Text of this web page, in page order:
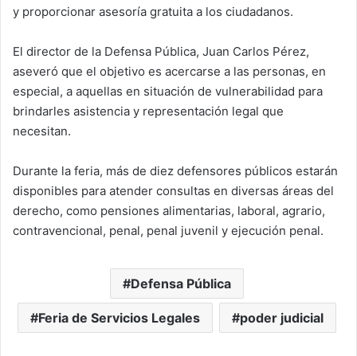
y proporcionar asesoría gratuita a los ciudadanos.
El director de la Defensa Pública, Juan Carlos Pérez,
aseveró que el objetivo es acercarse a las personas, en
especial, a aquellas en situación de vulnerabilidad para
brindarles asistencia y representación legal que
necesitan.
Durante la feria, más de diez defensores públicos estarán
disponibles para atender consultas en diversas áreas del
derecho, como pensiones alimentarias, laboral, agrario,
contravencional, penal, penal juvenil y ejecución penal.
Defensa Pública
Feria de Servicios Legales poder judicial